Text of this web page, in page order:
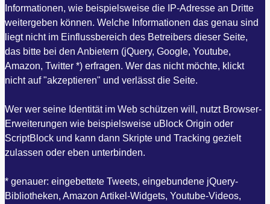
Informationen, wie beispielsweise die IP-Adresse an Dritte
weitergeben können. Welche Informationen das genau sind
liegt nicht im Einflussbereich des Betreibers dieser Seite,
das bitte bei den Anbietern (jQuery, Google, Youtube,
Amazon, Twitter *) erfragen. Wer das nicht möchte, klickt
nicht auf "akzeptieren" und verlässt die Seite.
Wer wer seine Identität im Web schützen will, nutzt Browser-
Erweiterungen wie beispielsweise uBlock Origin oder
ScriptBlock und kann dann Skripte und Tracking gezielt
zulassen oder eben unterbinden.
* genauer: eingebettete Tweets, eingebundene jQuery-
Bibliotheken, Amazon Artikel-Widgets, Youtube-Videos,